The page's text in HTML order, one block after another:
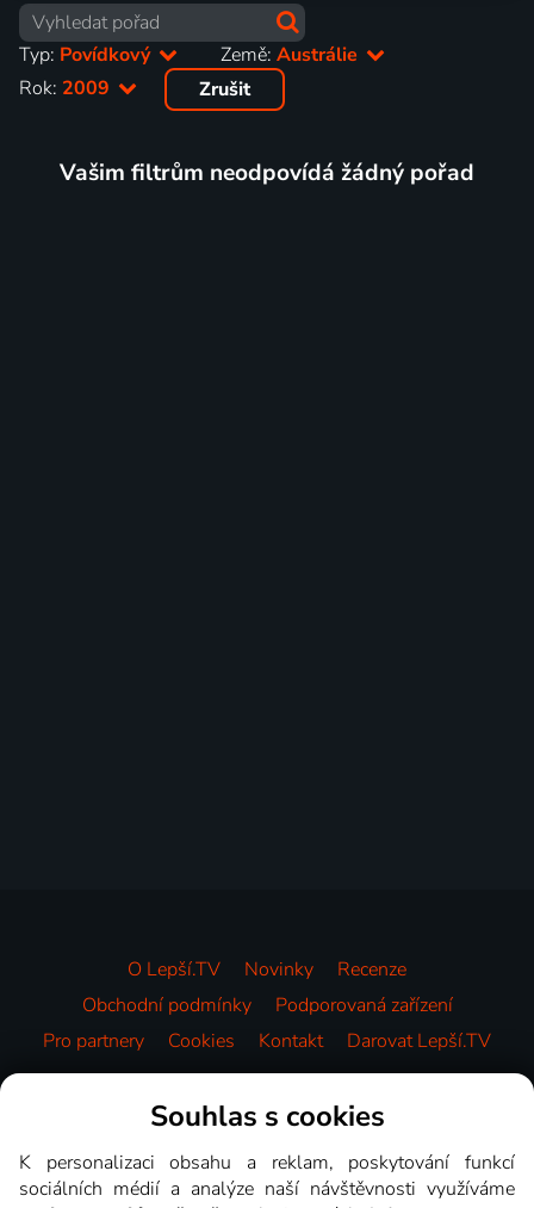
Typ: Povídkový Země:Austrálie
Rok: 2009 Zrušit
Vašim filtrům neodpovídá žádný pořad
O Lepší.TV Novinky
Recenze
Obchodní podmínky
Podporovaná zařízení
Pro partnery
Cookies Kontakt Darovat Lepší.TV
Videotéka
Souhlas s cookies
K personalizaci obsahu a reklam, poskytování funkcí
sociálních médií a analýze naší návštěvnosti využíváme